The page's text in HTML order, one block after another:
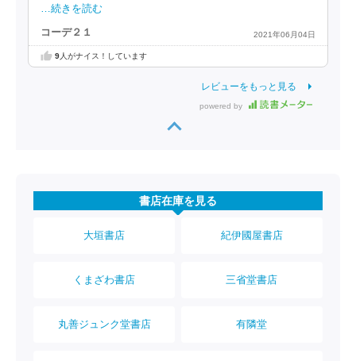
…続きを読む
コーデ２１ 2021年06月04日
9人がナイス！しています
レビューをもっと見る
powered by
書店在庫を見る
大垣書店 紀伊國屋書店
くまざわ書店 三省堂書店
丸善ジュンク堂書店 有隣堂